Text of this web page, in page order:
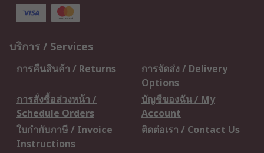
บริการ / Services
การคืนสินค้า / Returns
การจัดส่ง / Delivery
Options
การสั่งซื้อล่วงหน้า /
Schedule Orders
บัญชีของฉัน / My
Account
ใบกำกับภาษี / Invoice
Instructions
ติดต่อเรา / Contact Us